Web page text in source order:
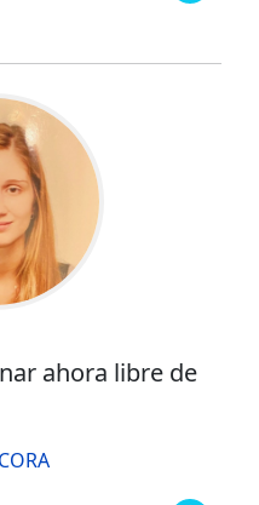
ahora libre de